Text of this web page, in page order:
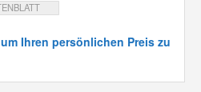
Ihren persönlichen Preis zu